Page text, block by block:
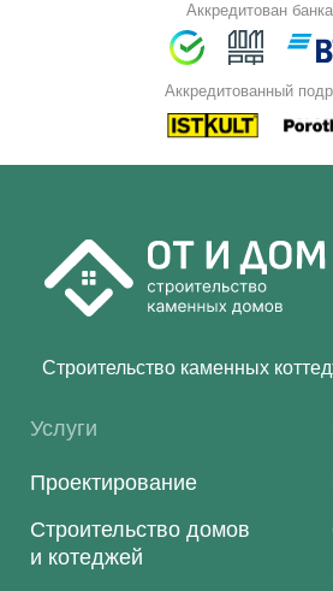
Аккредитован
Аккредитованный
Строительство каменных
Услуги
Проектирование
Строительство домов
и котеджей